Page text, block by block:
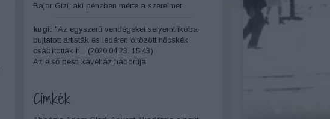
Bajor Gizi, aki pénzben mérte a szerelmet
kugi: "Az egyszerű vendégeket selyemtrikóba
bujtatott artisták és ledéren öltözött nőcskék
csábították h... (2020.04.23. 15:43)
Az első pesti kávéház háborúja
Címkék